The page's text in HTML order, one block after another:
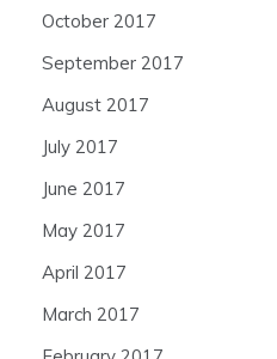
October 2017
September 2017
August 2017
July 2017
June 2017
May 2017
April 2017
March 2017